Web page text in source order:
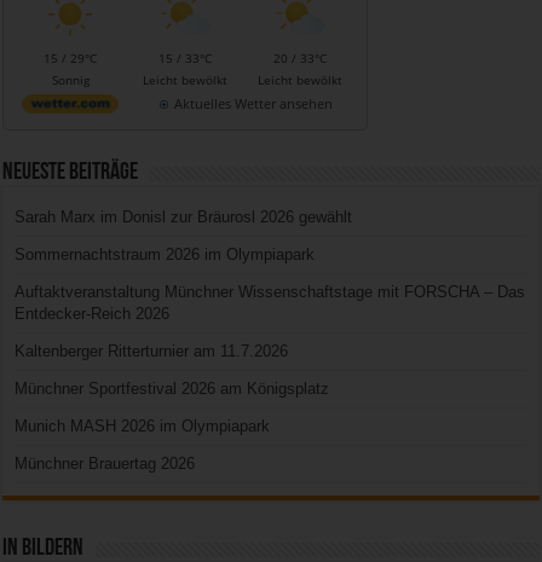
15 / 29°C
Sonnig
15 / 33°C
Leicht bewölkt
20 / 33°C
Leicht bewölkt
Aktuelles Wetter ansehen
Neueste Beiträge
Sarah Marx im Donisl zur Bräurosl 2026 gewählt
Sommernachtstraum 2026 im Olympiapark
Auftaktveranstaltung Münchner Wissenschaftstage mit FORSCHA – Das
Entdecker-Reich 2026
Kaltenberger Ritterturnier am 11.7.2026
Münchner Sportfestival 2026 am Königsplatz
Munich MASH 2026 im Olympiapark
Münchner Brauertag 2026
In Bildern